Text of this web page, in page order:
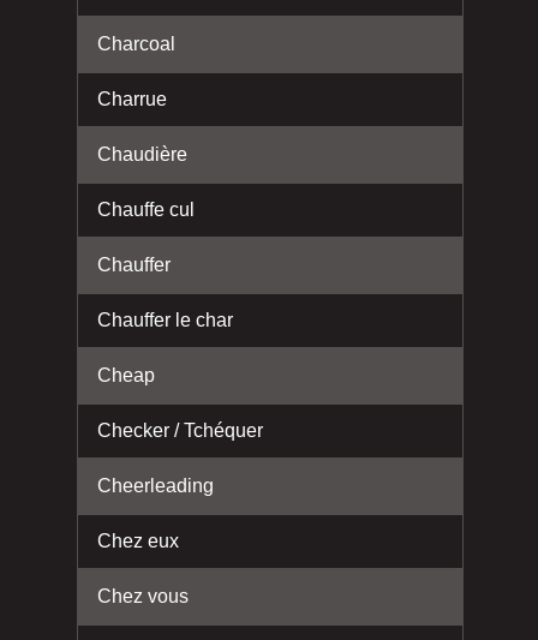
Charcoal
Charrue
Chaudière
Chauffe cul
Chauffer
Chauffer le char
Cheap
Checker / Tchéquer
Cheerleading
Chez eux
Chez vous